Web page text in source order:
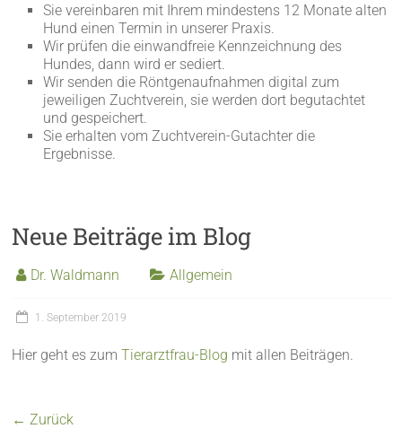
Sie vereinbaren mit Ihrem mindestens 12 Monate alten
Hund einen Termin in unserer Praxis.
Wir prüfen die einwandfreie Kennzeichnung des
Hundes, dann wird er sediert.
Wir senden die Röntgenaufnahmen digital zum
jeweiligen Zuchtverein, sie werden dort begutachtet
und gespeichert.
Sie erhalten vom Zuchtverein-Gutachter die
Ergebnisse.
Neue Beiträge im Blog
Dr. Waldmann Allgemein
1. September 2019
Hier geht es zumTierarztfrau-Blog mit allen Beiträgen.
← Zurück